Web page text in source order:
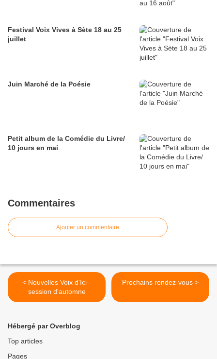
Festival Voix Vives à Sète 18 au 25
juillet
Juin Marché de la Poésie
Petit album de la Comédie du Livre/
10 jours en mai
Commentaires
Ajouter un commentaire
< Nouvelles Voix d'Ici -
session d'automne
Prochains rendez-vous >
Hébergé par Overblog
Top articles
Pages